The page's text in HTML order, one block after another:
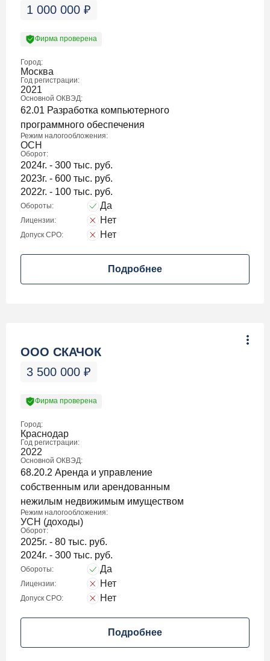
1 000 000 ₽
Фирма проверена
Город:
Москва
Год регистрации:
2021
Основной ОКВЭД:
62.01 Разработка компьютерного
программного обеспечения
Режим налогообложения:
ОСН
Оборот:
2024г. - 300 тыс. руб.
2023г. - 600 тыс. руб.
2022г. - 100 тыс. руб.
Обороты: Да
Лицензии: Нет
Допуск СРО: Нет
Подробнее
ООО СКАЧОК
3 500 000 ₽
Фирма проверена
Город:
Краснодар
Год регистрации:
2022
Основной ОКВЭД:
68.20.2 Аренда и управление
собственным или арендованным
нежилым недвижимым имуществом
Режим налогообложения:
УСН (доходы)
Оборот:
2025г. - 80 тыс. руб.
2024г. - 300 тыс. руб.
Обороты: Да
Лицензии: Нет
Допуск СРО: Нет
Подробнее